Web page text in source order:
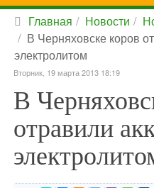
Главная Новости
В Черняховске коров
электролитом
Вторник, 19 марта 2013 18:19
В
отравили